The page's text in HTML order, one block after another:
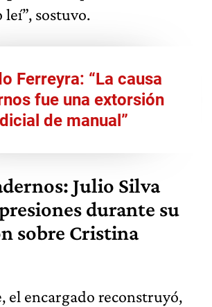
sostuvo.
Ferreyra: “La causa
fue una extorsión
de manual”
Julio Silva
durante su
sobre Cristina
el encargado reconstruyó,